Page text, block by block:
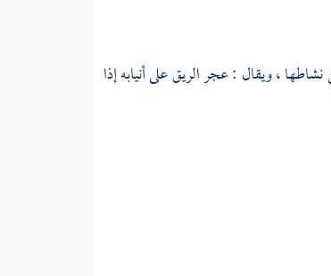
، ويقال : عجر الريق على أنيابه إذا